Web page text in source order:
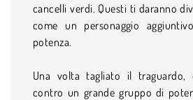
cancelli verdi. Questi ti daranno
come un personaggio
potenza.
Una volta tagliato il traguardo,
contro un grande gruppo di